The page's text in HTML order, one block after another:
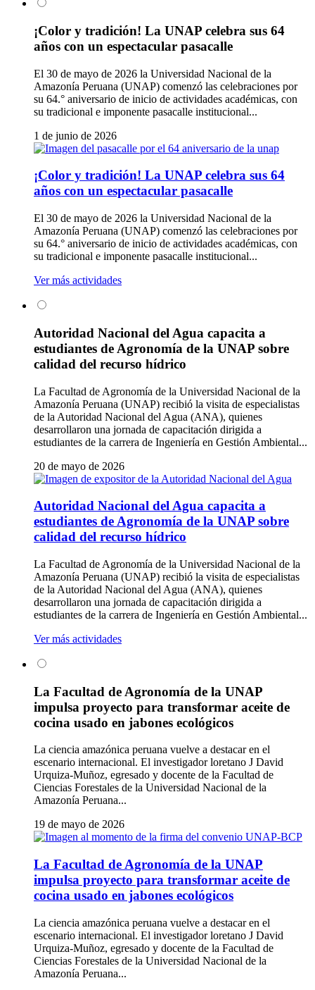
¡Color y tradición! La UNAP celebra sus 64
años con un espectacular pasacalle
El 30 de mayo de 2026 la Universidad Nacional de la
Amazonía Peruana (UNAP) comenzó las celebraciones por
su 64.° aniversario de inicio de actividades académicas, con
su tradicional e imponente pasacalle institucional...
1 de junio de 2026
¡Color y tradición! La UNAP celebra sus 64
años con un espectacular pasacalle
El 30 de mayo de 2026 la Universidad Nacional de la
Amazonía Peruana (UNAP) comenzó las celebraciones por
su 64.° aniversario de inicio de actividades académicas, con
su tradicional e imponente pasacalle institucional...
Ver más actividades
Autoridad Nacional del Agua capacita a
estudiantes de Agronomía de la UNAP sobre
calidad del recurso hídrico
La Facultad de Agronomía de la Universidad Nacional de la
Amazonía Peruana (UNAP) recibió la visita de especialistas
de la Autoridad Nacional del Agua (ANA), quienes
desarrollaron una jornada de capacitación dirigida a
estudiantes de la carrera de Ingeniería en Gestión Ambiental...
20 de mayo de 2026
Autoridad Nacional del Agua capacita a
estudiantes de Agronomía de la UNAP sobre
calidad del recurso hídrico
La Facultad de Agronomía de la Universidad Nacional de la
Amazonía Peruana (UNAP) recibió la visita de especialistas
de la Autoridad Nacional del Agua (ANA), quienes
desarrollaron una jornada de capacitación dirigida a
estudiantes de la carrera de Ingeniería en Gestión Ambiental...
Ver más actividades
La Facultad de Agronomía de la UNAP
impulsa proyecto para transformar aceite de
cocina usado en jabones ecológicos
La ciencia amazónica peruana vuelve a destacar en el
escenario internacional. El investigador loretano J David
Urquiza-Muñoz, egresado y docente de la Facultad de
Ciencias Forestales de la Universidad Nacional de la
Amazonía Peruana...
19 de mayo de 2026
La Facultad de Agronomía de la UNAP
impulsa proyecto para transformar aceite de
cocina usado en jabones ecológicos
La ciencia amazónica peruana vuelve a destacar en el
escenario internacional. El investigador loretano J David
Urquiza-Muñoz, egresado y docente de la Facultad de
Ciencias Forestales de la Universidad Nacional de la
Amazonía Peruana...